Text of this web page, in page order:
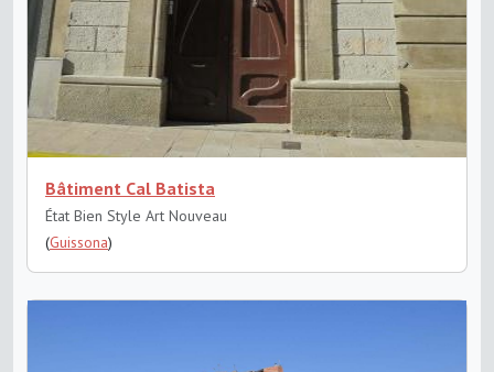
Bâtiment Cal Batista
État Bien Style Art Nouveau
(Guissona)